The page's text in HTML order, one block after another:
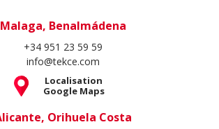
Malaga, Benalmádena
+34 951 23 59 59
info@tekce.com
Localisation
Google Maps
Orihuela Costa